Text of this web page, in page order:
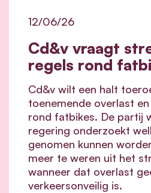
Cd&v vraagt
regels rond
12/06/26
Cd&v wilt een halt
toenemende overlast en
rond fatbikes. De partij
regering onderzoekt
genomen kunnen
meer te weren uit het
wanneer dat overlast
verkeersonveilig is.